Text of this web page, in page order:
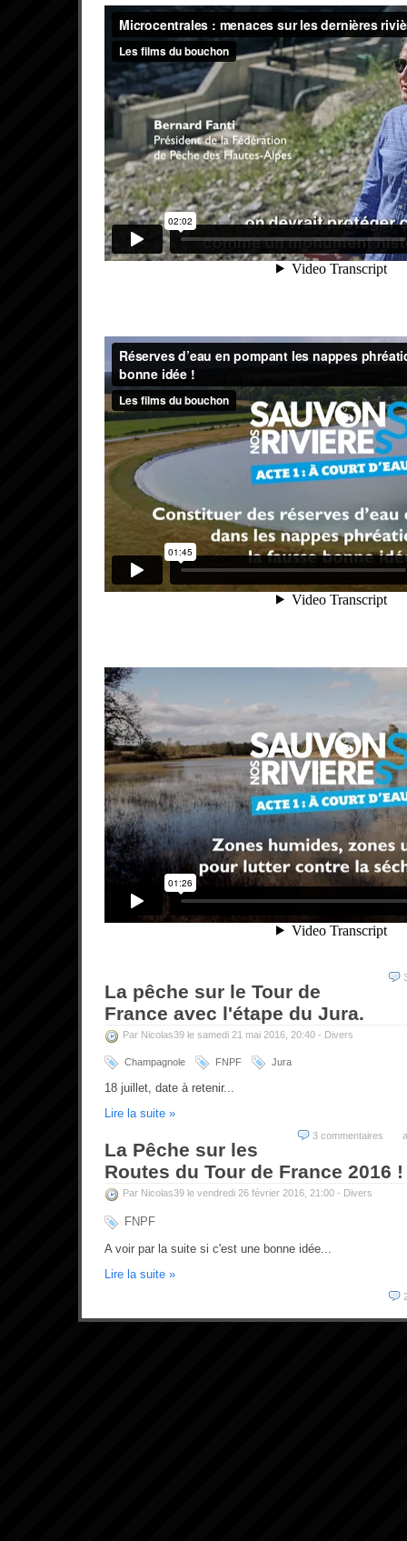
La pêche sur le Tour de
France avec l'étape du Jura.
Par Nicolas39 le samedi 21 mai 2016, 20:40 - Divers
Champagnole FNPF Jura
18 juillet, date à retenir...
Lire la suite »
3 commentaires
La Pêche sur les
Routes du Tour de France 2016 !
Par Nicolas39 le vendredi 26 février 2016, 21:00 - Divers
FNPF
A voir par la suite si c'est une bonne idée...
Lire la suite »